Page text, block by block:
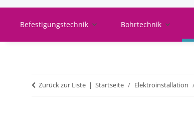
Befestigungstechnik Bohrtechnik
Zurück zur Liste Startseite Elektroinstallation